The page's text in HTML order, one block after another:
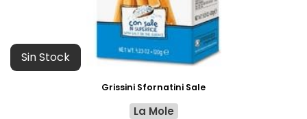
Sin Stock
Grissini Sfornatini Sale
La Mole